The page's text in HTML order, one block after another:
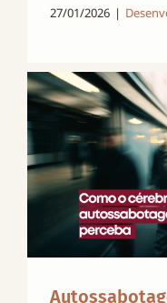
27/01/2026 |